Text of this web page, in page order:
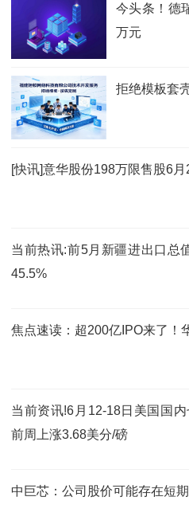
今头条！德
万元
拒绝模板套
[快讯]意华股份198万限售股6月
当前热讯:前5月新疆进出口总
45.5%
焦点速读：超200亿IPO来了！
当前资讯!6月12-18日美国国
前周上涨3.68美分/磅
中巨芯：公司股价可能存在短